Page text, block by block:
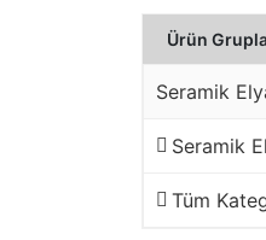
Ürün
Seramik
Seramik
Tüm